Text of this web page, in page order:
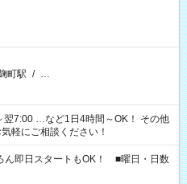
町駅 / …
…など1日4時間～OK！ その他
軽にご相談ください！
即日スタートもOK！ ■曜日・日数